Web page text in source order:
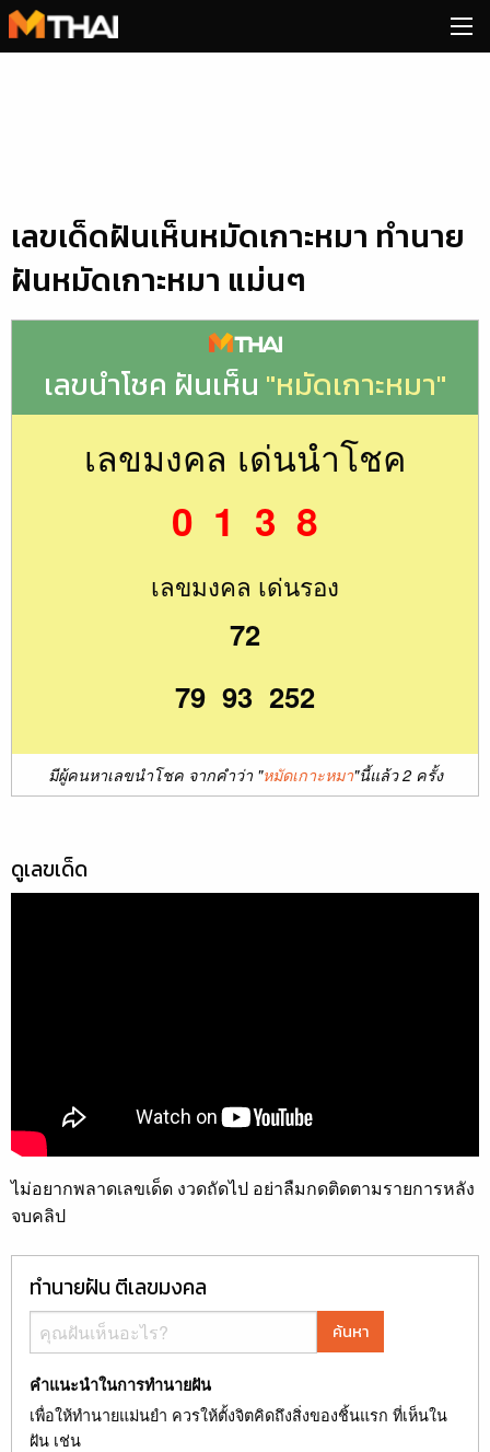
Skip
to
เลขเด็ดฝันเห็นหมัดเกาะหมา ทำนาย
ฝันหมัดเกาะหมา แม่นๆ
เลขนำโชค ฝันเห็น "หมัดเกาะหมา"
เลขมงคล เด่นนำโชค
0 1 3 8
เลขมงคล เด่นรอง
72
79 93 252
มีผู้คนหาเลขนำโชค จากคำว่า "หมัดเกาะหมา"นี้แล้ว 2 ครั้ง
ดูเลขเด็ด
ไม่อยากพลาดเลขเด็ด งวดถัดไป อย่าลืมกดติดตามรายการหลัง
จบคลิป
ทำนายฝัน ตีเลขมงคล
ค้นหา
คำแนะนำในการทำนายฝัน
เพื่อให้ทำนายแม่นยำ ควรให้ตั้งจิตคิดถึงสิ่งของชิ้นแรก ที่เห็นใน
ฝัน เช่น